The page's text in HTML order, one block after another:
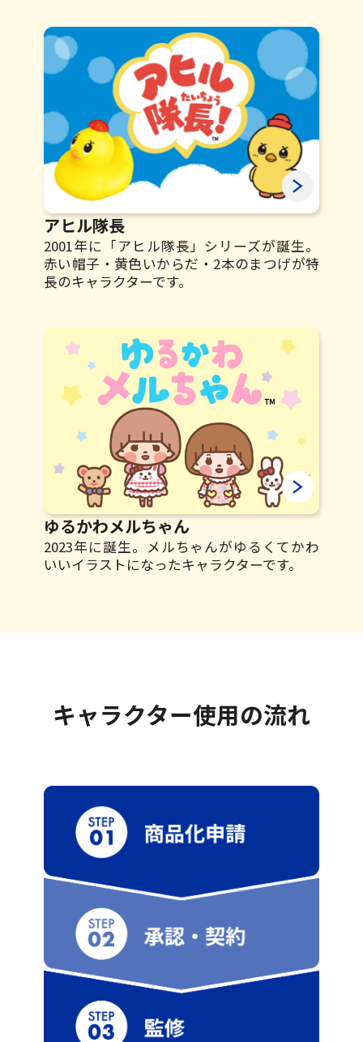
アヒル隊長
2001年に「アヒル隊長」シリーズが誕生。
赤い帽子・黄色いからだ・2本のまつげが特
長のキャラクターです。
ゆるかわメルちゃん
2023年に誕生。メルちゃんがゆるくてかわ
いいイラストになったキャラクターです。
キャラクター使用の流れ